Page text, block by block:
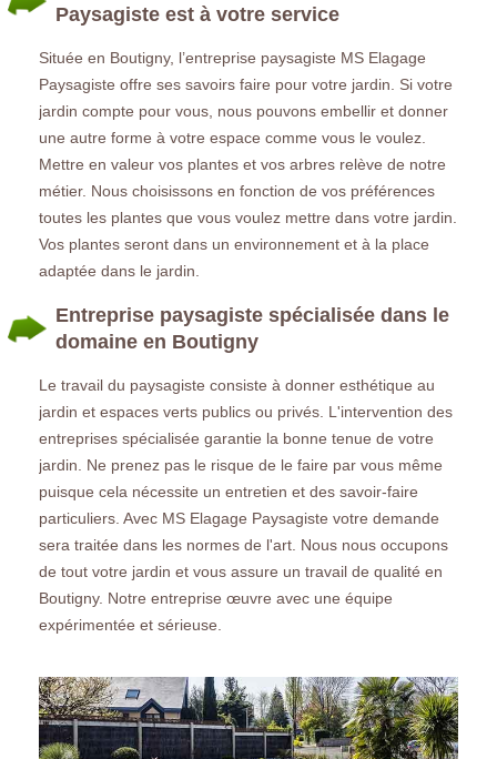
Paysagiste est à votre service
Située en Boutigny, l’entreprise paysagiste MS Elagage
Paysagiste offre ses savoirs faire pour votre jardin. Si votre
jardin compte pour vous, nous pouvons embellir et donner
une autre forme à votre espace comme vous le voulez.
Mettre en valeur vos plantes et vos arbres relève de notre
métier. Nous choisissons en fonction de vos préférences
toutes les plantes que vous voulez mettre dans votre jardin.
Vos plantes seront dans un environnement et à la place
adaptée dans le jardin.
Entreprise paysagiste spécialisée dans le
domaine en Boutigny
Le travail du paysagiste consiste à donner esthétique au
jardin et espaces verts publics ou privés. L'intervention des
entreprises spécialisée garantie la bonne tenue de votre
jardin. Ne prenez pas le risque de le faire par vous même
puisque cela nécessite un entretien et des savoir-faire
particuliers. Avec MS Elagage Paysagiste votre demande
sera traitée dans les normes de l'art. Nous nous occupons
de tout votre jardin et vous assure un travail de qualité en
Boutigny. Notre entreprise œuvre avec une équipe
expérimentée et sérieuse.